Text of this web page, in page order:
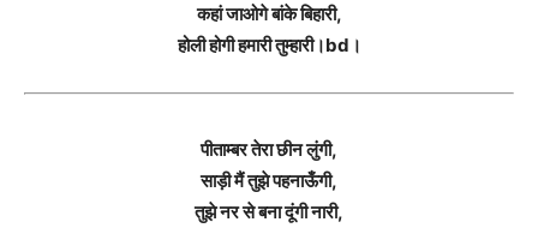
कहां जाओगे बांके बिहारी,
होली होगी हमारी तुम्हारी।bd।
पीताम्बर तेरा छीन लुंगी,
साड़ी मैं तुझे पहनाऊँगी,
तुझे नर से बना दूंगी नारी,